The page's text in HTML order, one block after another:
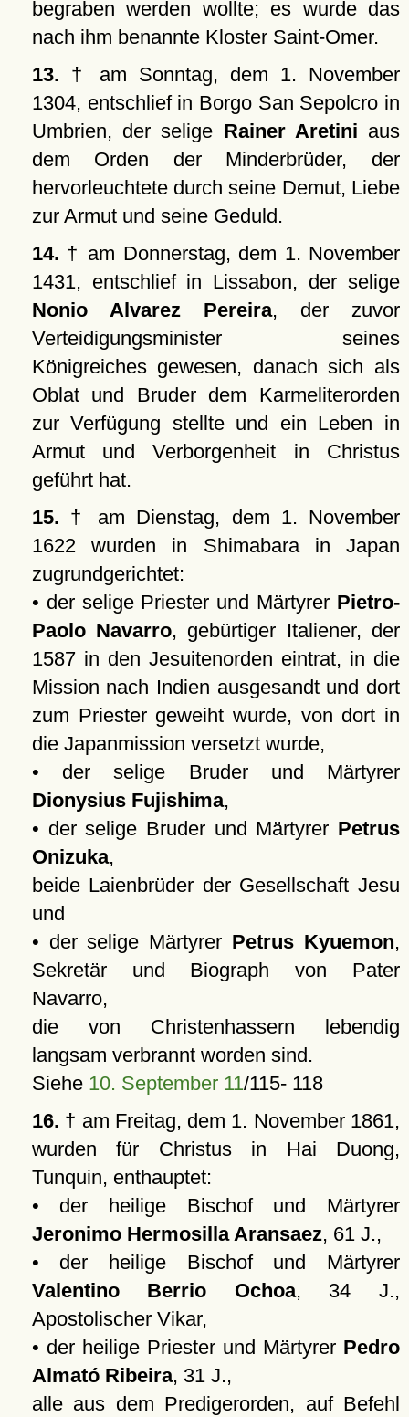
begraben werden wollte; es wurde das
nach ihm benannte Kloster Saint-Omer.
13. † am Sonntag, dem 1. November
1304, entschlief in Borgo San Sepolcro in
Umbrien, der selige Rainer Aretini aus
dem Orden der Minderbrüder, der
hervorleuchtete durch seine Demut, Liebe
zur Armut und seine Geduld.
14. † am Donnerstag, dem 1. November
1431, entschlief in Lissabon, der selige
Nonio Alvarez Pereira, der zuvor
Verteidigungsminister seines
Königreiches gewesen, danach sich als
Oblat und Bruder dem Karmeliterorden
zur Verfügung stellte und ein Leben in
Armut und Verborgenheit in Christus
geführt hat.
15. † am Dienstag, dem 1. November
1622 wurden in Shimabara in Japan
zugrundgerichtet:
• der selige Priester und Märtyrer Pietro-
Paolo Navarro, gebürtiger Italiener, der
1587 in den Jesuitenorden eintrat, in die
Mission nach Indien ausgesandt und dort
zum Priester geweiht wurde, von dort in
die Japanmission versetzt wurde,
• der selige Bruder und Märtyrer
Dionysius Fujishima,
• der selige Bruder und Märtyrer Petrus
Onizuka,
beide Laienbrüder der Gesellschaft Jesu
und
• der selige Märtyrer Petrus Kyuemon,
Sekretär und Biograph von Pater
Navarro,
die von Christenhassern lebendig
langsam verbrannt worden sind.
Siehe 10. September 11/115- 118
16. † am Freitag, dem 1. November 1861,
wurden für Christus in Hai Duong,
Tunquin, enthauptet:
• der heilige Bischof und Märtyrer
Jeronimo Hermosilla Aransaez, 61 J.,
• der heilige Bischof und Märtyrer
Valentino Berrio Ochoa, 34 J.,
Apostolischer Vikar,
• der heilige Priester und Märtyrer Pedro
Almató Ribeira, 31 J.,
alle aus dem Predigerorden, auf Befehl